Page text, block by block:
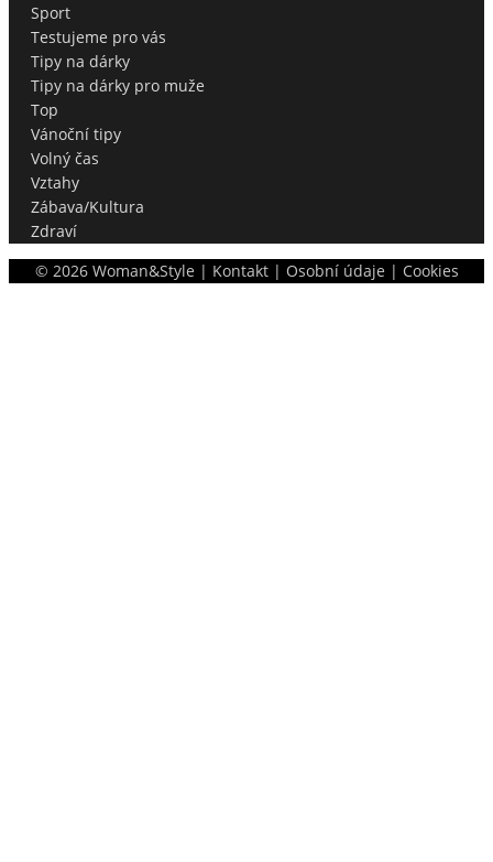
Sport
Testujeme pro vás
Tipy na dárky
Tipy na dárky pro muže
Top
Vánoční tipy
Volný čas
Vztahy
Zábava/Kultura
Zdraví
© 2026Woman&Style | Kontakt| Osobní údaje | Cookies